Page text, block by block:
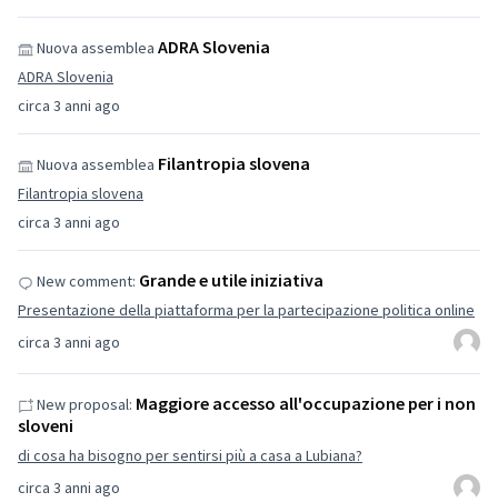
circa 3 anni ago
Nuova assemblea ADRA Slovenia
ADRA Slovenia
circa 3 anni ago
Nuova assemblea Filantropia slovena
Filantropia slovena
circa 3 anni ago
New comment: Grande e utile iniziativa
Presentazione della piattaforma per la partecipazione politica online
circa 3 anni ago
New proposal: Maggiore accesso all'occupazione per i non
sloveni
di cosa ha bisogno per sentirsi più a casa a Lubiana?